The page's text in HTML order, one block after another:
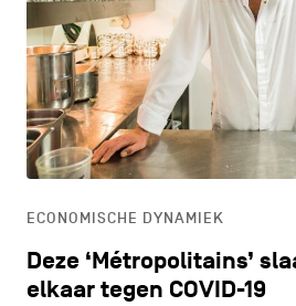
ECONOMISCHE DYNAMIEK
Deze ‘Métropolitains’
elkaar tegen COVID-19